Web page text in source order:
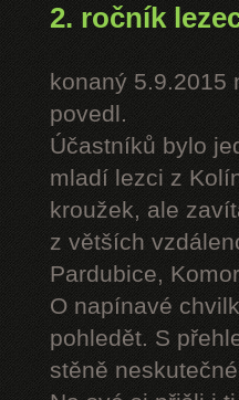
2. ročník
konaný 5.9.2015
povedl.
Účastníků bylo
mladí lezci z
kroužek, ale
z větších
Pardubice,
O napínavé
pohledět. S
stěně